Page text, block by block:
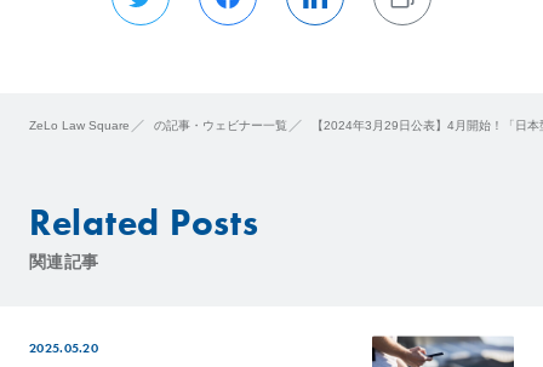
ZeLo Law Square の記事・ウェビナー一覧 【2024年3月29日公表】4月開始！「日
Related Posts
関連記事
2025.05.20